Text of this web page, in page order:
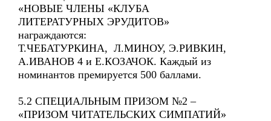
«НОВЫЕ ЧЛЕНЫ «КЛУБА
ЛИТЕРАТУРНЫХ ЭРУДИТОВ»
награждаются:
Т.ЧЕБАТУРКИНА, Л.МИНОУ, Э.РИВКИН,
А.ИВАНОВ 4 и Е.КОЗАЧОК. Каждый из
номинантов премируется 500 баллами.
5.2 СПЕЦИАЛЬНЫМ ПРИЗОМ №2 –
«ПРИЗОМ ЧИТАТЕЛЬСКИХ СИМПАТИЙ»